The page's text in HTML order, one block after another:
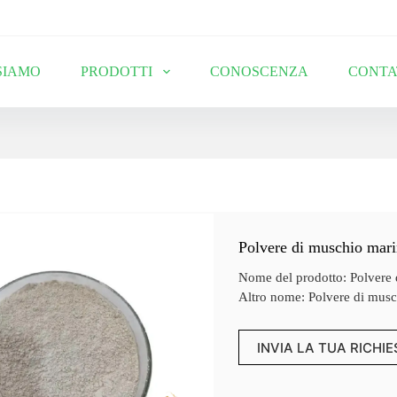
PRODOTTI CONOSCENZA
Polvere di muschio
Nome del prodotto: Polvere
Altro nome: Polvere di
INVIA LA TUA